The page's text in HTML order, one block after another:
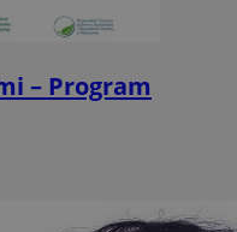
– Program